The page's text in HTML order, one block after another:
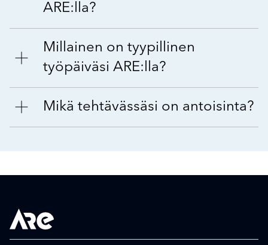
ARE:lla?
Millainen on tyypillinen
työpäiväsi ARE:lla?
Mikä tehtävässäsi on antoisinta?